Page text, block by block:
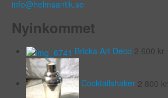
info@helmsantik.se
Nyinkommet
Bricka Art Deco 2 600 kr
Cocktailshaker 2 800 kr